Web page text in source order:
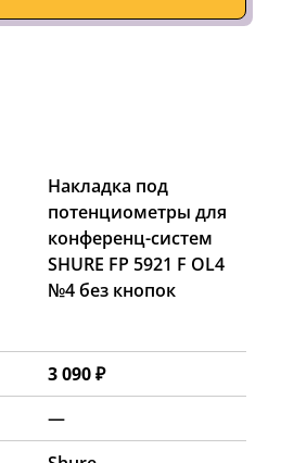
Накладка под
потенциометры для
конференц-систем
SHURE FP 5921 F OL4
№4 без кнопок
3 090 ₽
—